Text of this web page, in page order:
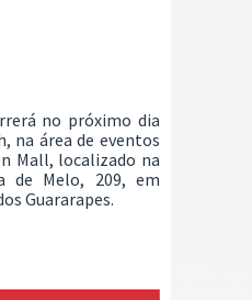
no próximo dia
na área de eventos
Mall, localizado na
de Melo, 209, em
Guararapes.